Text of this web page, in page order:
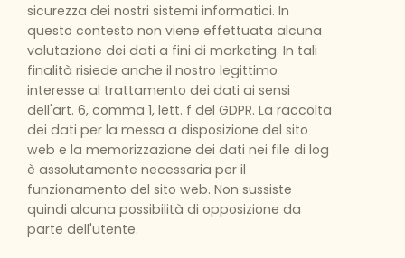
sicurezza dei nostri sistemi informatici. In
questo contesto non viene effettuata alcuna
valutazione dei dati a fini di marketing. In tali
finalità risiede anche il nostro legittimo
interesse al trattamento dei dati ai sensi
dell'art. 6, comma 1, lett. f del GDPR. La raccolta
dei dati per la messa a disposizione del sito
web e la memorizzazione dei dati nei file di log
è assolutamente necessaria per il
funzionamento del sito web. Non sussiste
quindi alcuna possibilità di opposizione da
parte dell'utente.